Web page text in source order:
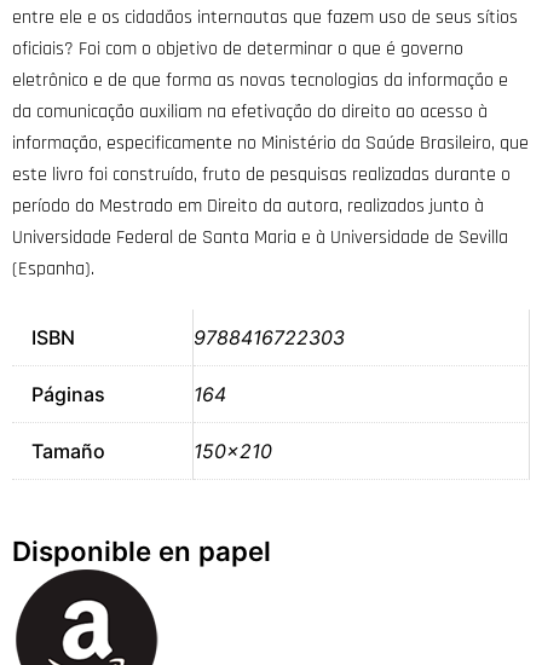
entre ele e os cidadãos internautas que fazem uso de seus sítios
oficiais? Foi com o objetivo de determinar o que é governo
eletrônico e de que forma as novas tecnologias da informação e
da comunicação auxiliam na efetivação do direito ao acesso à
informação, especificamente no Ministério da Saúde Brasileiro, que
este livro foi construído, fruto de pesquisas realizadas durante o
período do Mestrado em Direito da autora, realizados junto à
Universidade Federal de Santa Maria e à Universidade de Sevilla
(Espanha).
ISBN 9788416722303
Páginas 164
Tamaño 150×210
Disponible en papel